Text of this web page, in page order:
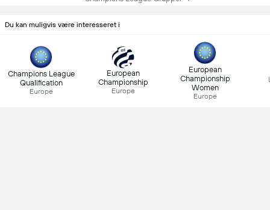
Du kan muligvis være interesseret i
Champions League
Qualification
Europe
European
Championship
Europe
European
Championship
Women
Europe